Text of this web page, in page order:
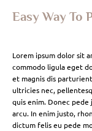
Easy Way To
Lorem ipsum dolor sit
commodo ligula eget
et magnis dis
ultricies nec,
quis enim. Donec
arcu. In enim justo,
dictum felis eu pede